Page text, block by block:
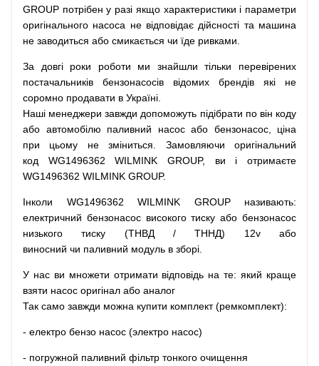
GROUP потрібен у разі якщо характеристики і параметри
оригінального насоса не відповідає дійсності та машина
не заводиться або смикається чи їде ривками
За довгі роки роботи ми знайшли тільки
перевірених
постачальників
бензонасосів відомих брендів які
не
соромно продавати в Україні.
Наші менеджери завжди допоможуть підібрати по він коду
або автомобілю паливний насос або бензонасос,
ціна
при
цьому не зміниться Замовляючи
оригінальний
код WG1496362 WILMINK GROUP, ви і отримаєте
WG1496362 WILMINK GROUP.
Інколи WG1496362 WILMINK GROUP називають:
електричний бензонасос високого тиску або бензонасос
низького
тиску (ТНВД / ТННД) 12v
або
виносний чи паливний модуль в зборі
У нас ви множети отримати відповідь на те: який краще
взяти насос оригінал або аналог
Так само завжди можна купити комплект (ремкомплект):
- електро бензо насос (электро насос)
- погружной паливний фільтр тонкого очищення